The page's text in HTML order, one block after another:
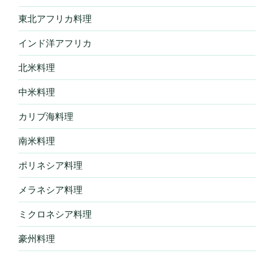
東北アフリカ料理
インド洋アフリカ
北米料理
中米料理
カリブ海料理
南米料理
ポリネシア料理
メラネシア料理
ミクロネシア料理
豪州料理